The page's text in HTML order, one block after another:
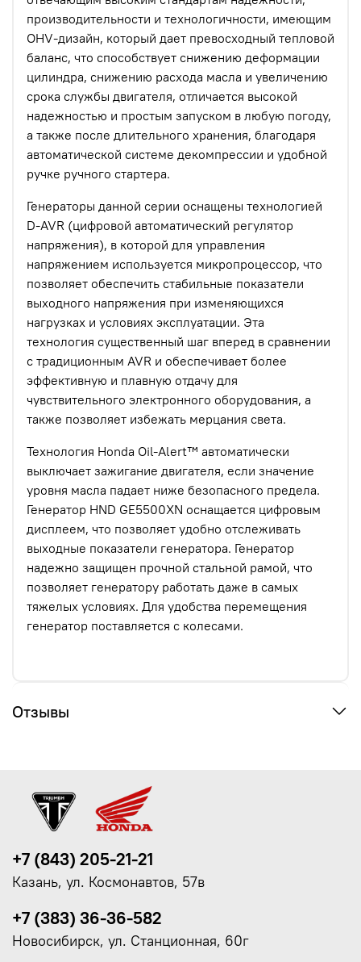
производительности и технологичности, имеющим
OHV-дизайн, который дает превосходный тепловой
баланс, что способствует снижению деформации
цилиндра, снижению расхода масла и увеличению
срока службы двигателя, отличается высокой
надежностью и простым запуском в любую погоду,
а также после длительного хранения, благодаря
автоматической системе декомпрессии и удобной
ручке ручного стартера.
Генераторы данной серии оснащены технологией
D-AVR (цифровой автоматический регулятор
напряжения), в которой для управления
напряжением используется микропроцессор, что
позволяет обеспечить стабильные показатели
выходного напряжения при изменяющихся
нагрузках и условиях эксплуатации. Эта
технология существенный шаг вперед в сравнении
с традиционным AVR и обеспечивает более
эффективную и плавную отдачу для
чувствительного электронного оборудования, а
также позволяет избежать мерцания света.
Технология Honda Oil-Alert™ автоматически
выключает зажигание двигателя, если значение
уровня масла падает ниже безопасного предела.
Генератор HND GE5500XN оснащается цифровым
дисплеем, что позволяет удобно отслеживать
выходные показатели генератора. Генератор
надежно защищен прочной стальной рамой, что
позволяет генератору работать даже в самых
тяжелых условиях. Для удобства перемещения
генератор поставляется с колесами.
Отзывы
+7 (843) 205-21-21
Казань, ул. Космонавтов, 57в
+7 (383) 36-36-582
Новосибирск, ул. Станционная, 60г